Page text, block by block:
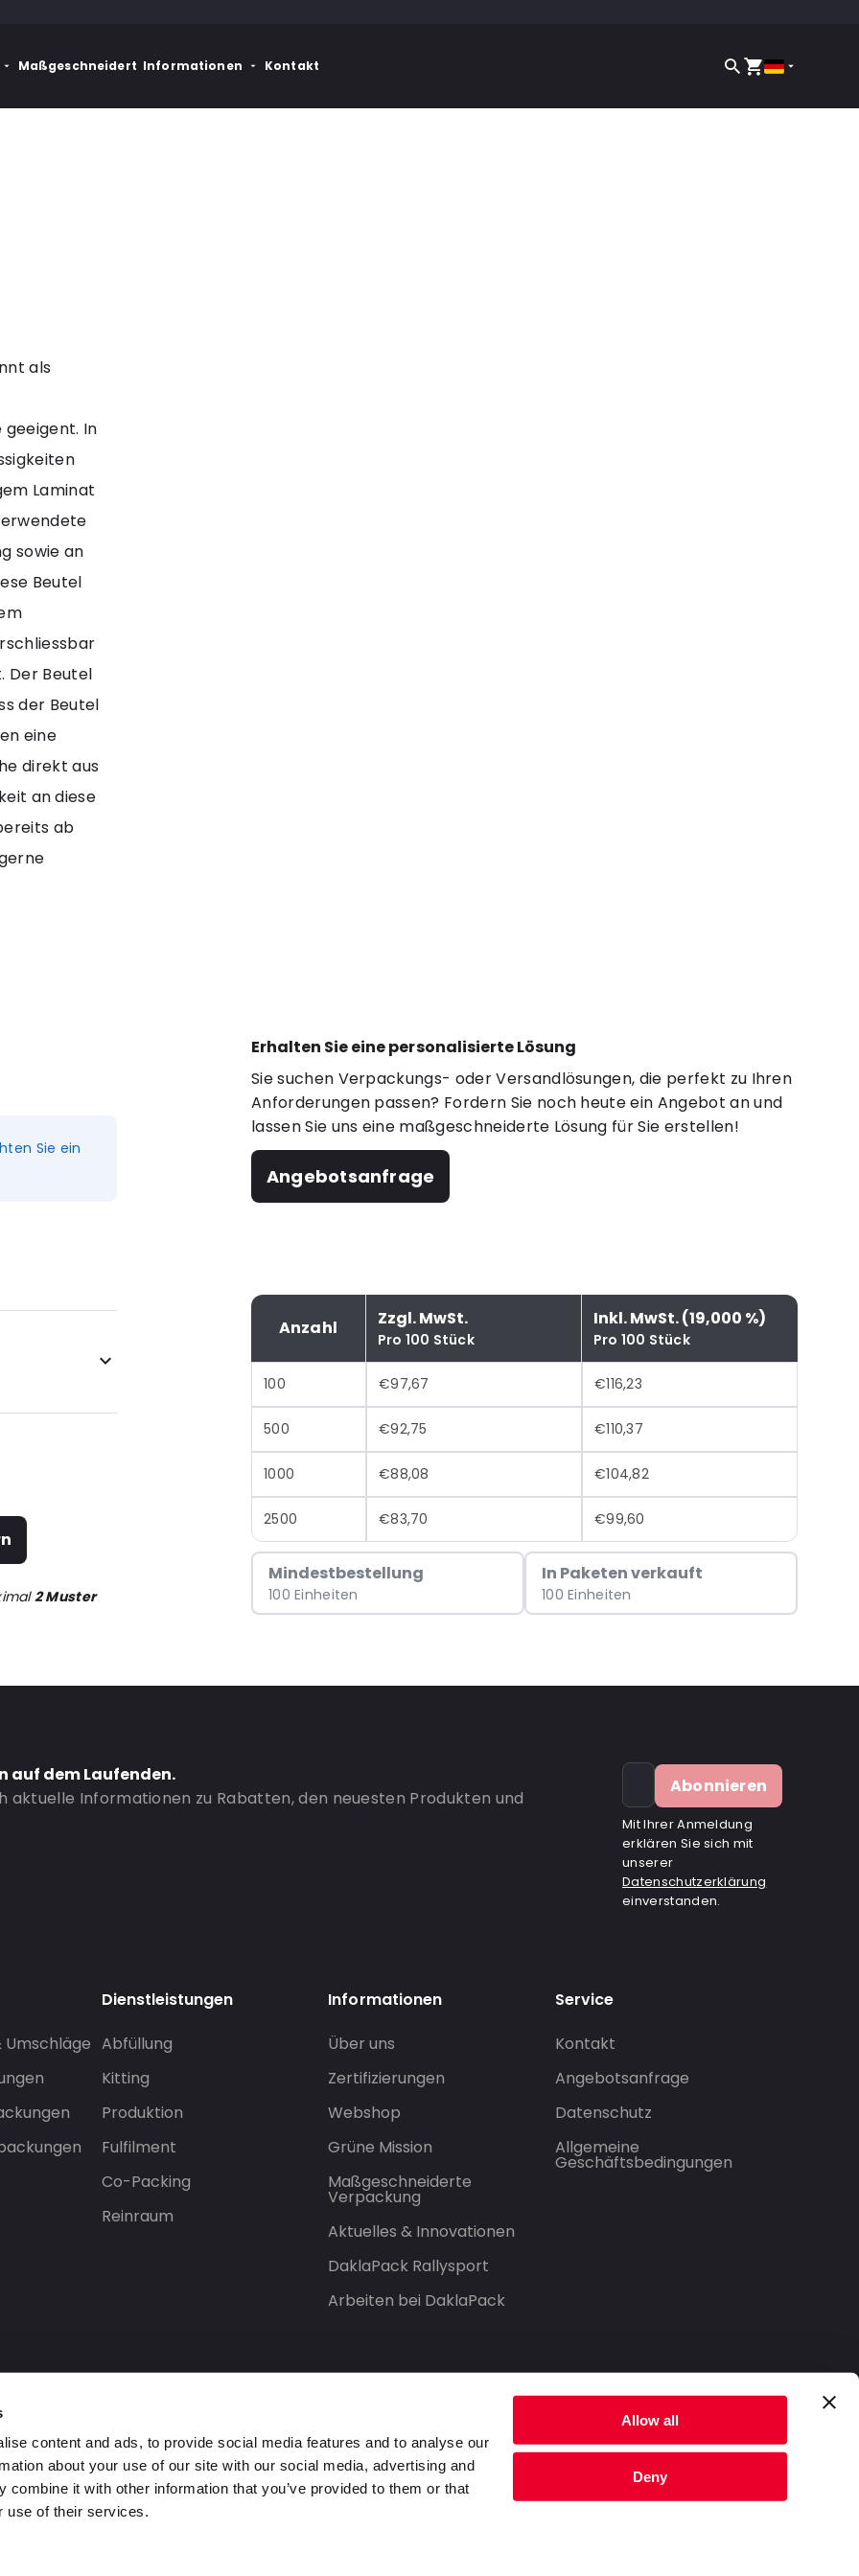
content and ads, to provide social media features and to analyse our
about your use of our site with our social media, advertising and
combine it with other information that you’ve provided to them or that
use of their services.
Allow all
Deny
Maßgeschneidert Informationen Kontakt
Erhalten Sie eine personalisierte Lösung
Sie suchen Verpackungs- oder Versandlösungen, die perfekt zu Ihren
Anforderungen passen? Fordern Sie noch heute ein Angebot an und
lassen Sie uns eine maßgeschneiderte Lösung für Sie erstellen!
Angebotsanfrage
Anzahl Zzgl. MwSt.
Pro 100 Stück
Inkl. MwSt. (19,000 %)
Pro 100 Stück
100 €97,67 €116,23
500 €92,75 €110,37
1000 €88,08 €104,82
2500 €83,70 €99,60
Mindestbestellung
100 Einheiten
In Paketen verkauft
100 Einheiten
als
In
Laminat
sowie an
Beutel
Der Beutel
der Beutel
eine
direkt aus
an diese
ab
Sie ein
2 Muster
auf dem Laufenden.
aktuelle Informationen zu Rabatten, den neuesten Produkten und
Abonnieren
Mit Ihrer Anmeldung
erklären Sie sich mit
unserer
Datenschutzerklärung
einverstanden.
Dienstleistungen
Abfüllung
Kitting
Produktion
Fulfilment
Co-Packing
Reinraum
Informationen
Über uns
Zertifizierungen
Webshop
Grüne Mission
Maßgeschneiderte
Verpackung
Aktuelles & Innovationen
DaklaPack Rallysport
Arbeiten bei DaklaPack
Service
Kontakt
Angebotsanfrage
Datenschutz
Allgemeine
Geschäftsbedingungen